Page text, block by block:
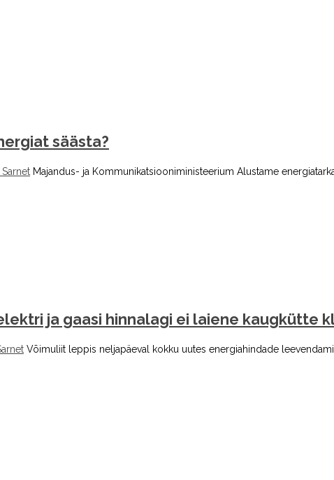
säästa?
Majandus- ja Kommunikatsiooniministeerium Alustame
ja gaasi hinnalagi ei laiene kaugkütte
Võimuliit leppis neljapäeval kokku uutes energiahindade